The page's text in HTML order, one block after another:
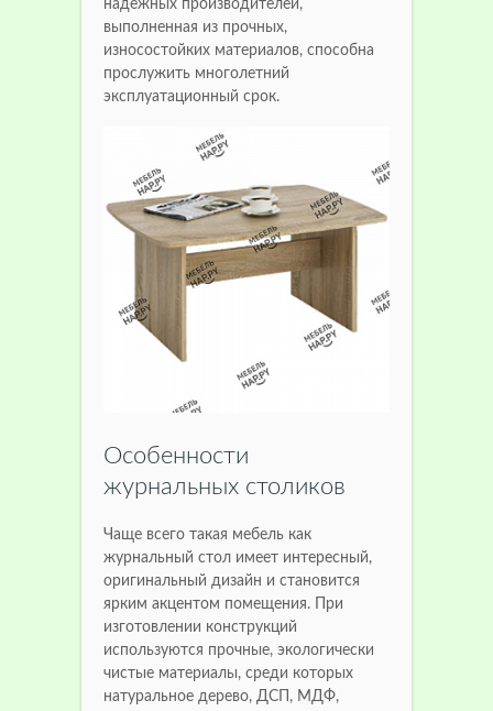
надежных производителей,
выполненная из прочных,
износостойких материалов, способна
прослужить многолетний
эксплуатационный срок.
Особенности
журнальных столиков
Чаще всего такая мебель как
журнальный стол имеет интересный,
оригинальный дизайн и становится
ярким акцентом помещения. При
изготовлении конструкций
используются прочные, экологически
чистые материалы, среди которых
натуральное дерево, ДСП, МДФ,